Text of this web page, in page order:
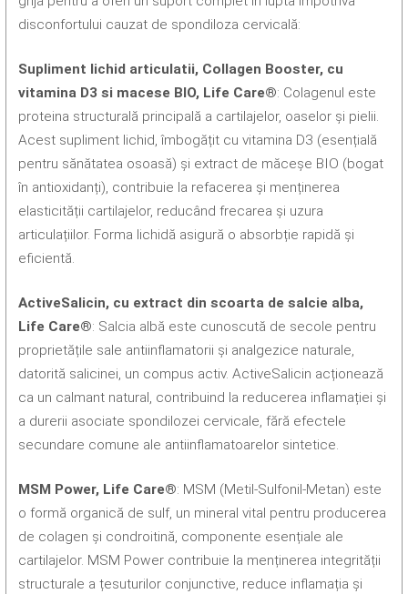
disconfortului cauzat de spondiloza cervicală:
Supliment lichid articulatii, Collagen Booster, cu
vitamina D3 si macese BIO, Life Care®: Colagenul este
proteina structurală principală a cartilajelor, oaselor și pielii.
Acest supliment lichid, îmbogățit cu vitamina D3 (esențială
pentru sănătatea osoasă) și extract de măceșe BIO (bogat
în antioxidanți), contribuie la refacerea și menținerea
elasticității cartilajelor, reducând frecarea și uzura
articulațiilor. Forma lichidă asigură o absorbție rapidă și
eficientă.
ActiveSalicin, cu extract din scoarta de salcie alba,
Life Care®: Salcia albă este cunoscută de secole pentru
proprietățile sale antiinflamatorii și analgezice naturale,
datorită salicinei, un compus activ. ActiveSalicin acționează
ca un calmant natural, contribuind la reducerea inflamației și
a durerii asociate spondilozei cervicale, fără efectele
secundare comune ale antiinflamatoarelor sintetice.
MSM Power, Life Care®: MSM (Metil-Sulfonil-Metan) este
o formă organică de sulf, un mineral vital pentru producerea
de colagen și condroitină, componente esențiale ale
cartilajelor. MSM Power contribuie la menținerea integrității
structurale a țesuturilor conjunctive, reduce inflamația și